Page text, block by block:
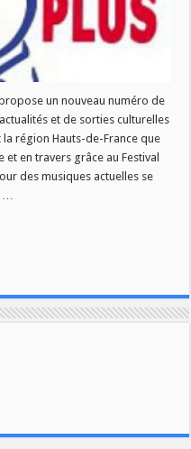
un nouveau numéro de
et de sorties culturelles
la région Hauts-de-France que
en travers grâce au Festival
des musiques actuelles se
…